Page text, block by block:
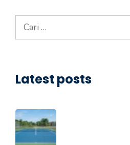
Cari
untuk:
Latest posts